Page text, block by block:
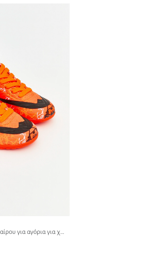
Εκτυπωμένα παπούτσια ποδοσφαίρου για αγόρια για χλοοτάπητα